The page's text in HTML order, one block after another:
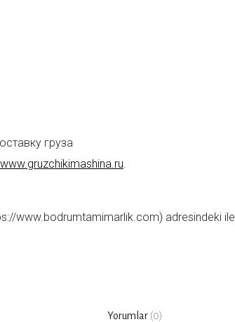
груза
www.bodrumtamimarlik.com) adresindeki
Yorumlar (0)